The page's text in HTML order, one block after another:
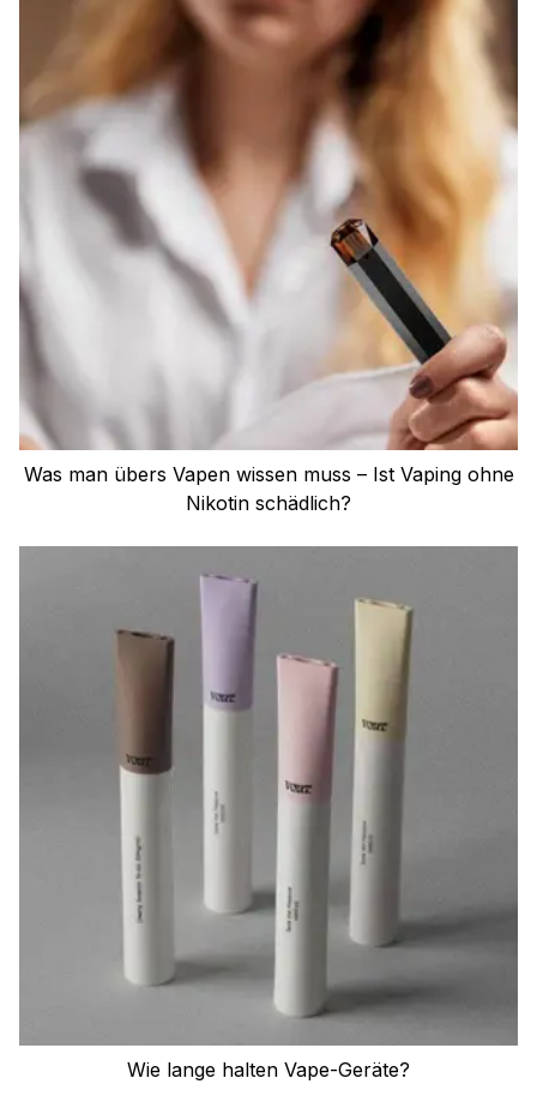
Was man übers Vapen wissen muss – Ist Vaping ohne
Nikotin schädlich?
Wie lange halten Vape-Geräte?